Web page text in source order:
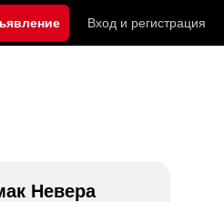
Вход и регистрация
Невера